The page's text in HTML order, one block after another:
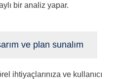
bir analiz yapar.
ve plan sunalım
ihtiyaçlarınıza ve kullanıcı